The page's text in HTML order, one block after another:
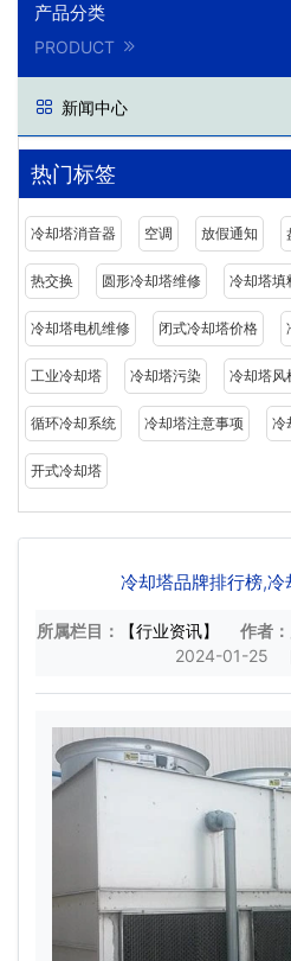
产品分类
PRODUCT
新闻中心
热门标签
冷却塔消音器 空调 放假通知
热交换 圆形冷却塔维修 冷却塔填
冷却塔电机维修 闭式冷却塔价格
工业冷却塔 冷却塔污染 冷却塔风
循环冷却系统 冷却塔注意事项 冷
开式冷却塔
冷却塔品牌排行榜,
所属栏目： 【行业资讯】 作者：
2024-01-25